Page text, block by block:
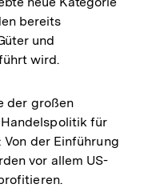
bereits
und
wird.
der großen
für
der Einführung
vor allem US-